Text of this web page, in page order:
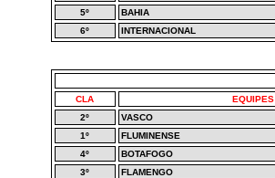
5º
BAHIA
6º
INTERNACIONAL
CLA
EQUIPES
2º
VASCO
1º
FLUMINENSE
4º
BOTAFOGO
3º
FLAMENGO